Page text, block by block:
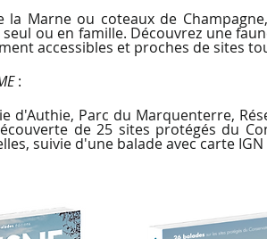
la Marne ou coteaux de
ou en famille. Découvrez une
accessibles et proches de sites
:
d'Authie, Parc du Marquenterre,
de 25 sites protégés du
suivie d'une balade avec carte